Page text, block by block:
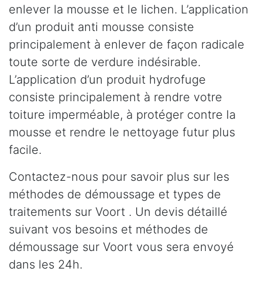
enlever la mousse et le lichen. L’application
d’un produit anti mousse consiste
principalement à enlever de façon radicale
toute sorte de verdure indésirable.
L’application d’un produit hydrofuge
consiste principalement à rendre votre
toiture imperméable, à protéger contre la
mousse et rendre le nettoyage futur plus
facile.
Contactez-nous pour savoir plus sur les
méthodes de démoussage et types de
traitements sur Voort . Un devis détaillé
suivant vos besoins et méthodes de
démoussage sur Voort vous sera envoyé
dans les 24h.